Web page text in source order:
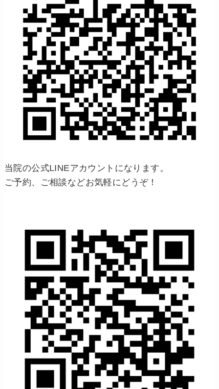
当院の公式LINEアカウントになります。
ご予約、ご相談などお気軽にどうぞ！